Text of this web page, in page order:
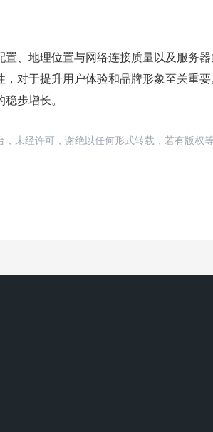
、地理位置与网络连接质量以及服务
对于提升用户体验和品牌形象至关重
步增长。
未经许可，谢绝以任何形式转载，若有版权